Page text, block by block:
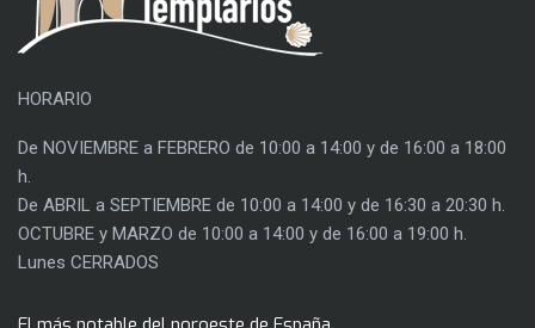
HORARIO
De NOVIEMBRE a FEBRERO de 10:00 a 14:00 y de 16:00 a 18:00
h.
De ABRIL a SEPTIEMBRE de 10:00 a 14:00 y de 16:30 a 20:30 h.
OCTUBRE y MARZO de 10:00 a 14:00 y de 16:00 a 19:00 h.
Lunes CERRADOS